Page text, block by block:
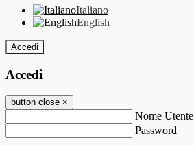
Italiano
English
Accedi
Accedi
button close ×
Nome Utente
Password